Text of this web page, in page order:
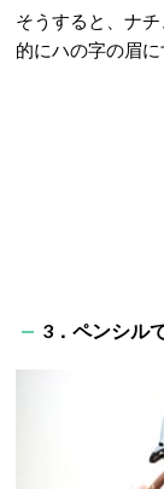
そうすると、ナ
的にハの字の眉に
3．ペンシル